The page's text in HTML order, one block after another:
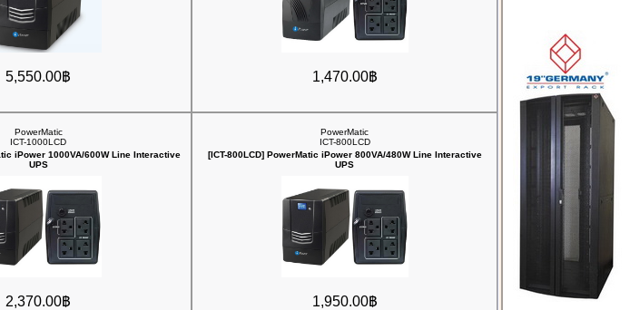
5,550.00฿ 1,470.00฿
PowerMatic
ICT-1000LCD
iPower 1000VA/600W Line Interactive
UPS
2,370.00฿
PowerMatic
ICT-800LCD
[ICT-800LCD] PowerMatic iPower 800VA/480W Line Interactive
UPS
1,950.00฿